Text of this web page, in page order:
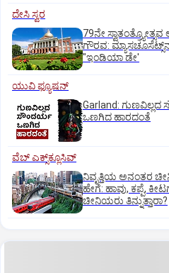
ದೇಸಿ ಸ್ವರ
79ನೇ
ಗೌರವ:
"ಇಂಡಿಯಾ ಡೇ'
ಯುವಿ ಫ್ಯೂಷನ್
Garland:
ಒಣಗಿದ ಹಾರದಂತೆ
ವೆಬ್ ಎಕ್ಸ್‌ಕ್ಲೂಸಿವ್
ನಿವೃತ್ತಿಯ ಅನಂತರ
ಹೇಗೆ: ಹಾವು, ಕಪ್ಪೆ,
ಚೀನಿಯರು ತಿನ್ನುತ್ತಾರಾ?